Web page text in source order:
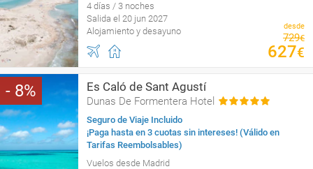
4 días / 3 noches
Salida el 20 jun 2027
Alojamiento y desayuno
desde
729€
627€
8 Es Caló de Sant Agustí
Dunas De Formentera Hotel
Seguro de Viaje Incluido
¡Paga hasta en 3 cuotas sin intereses! (Válido en
Tarifas Reembolsables)
Vuelos desde Madrid